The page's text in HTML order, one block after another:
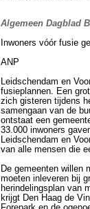
Algemeen Dagblad
Inwoners vóór fusie
ANP
Leidschendam en
fusieplannen. Een
zich gisteren tijdens
samengaan van de
ontstaat een
33.000 inwoners
Leidschendam en
van alle mensen die
De gemeenten willen
moeten inleveren bij
herindelingsplan van
krijgt Den Haag de